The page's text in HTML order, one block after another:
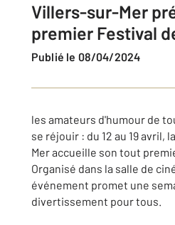
Villers-sur-Mer
premier Festival
Publié le 08/04/2024
les amateurs d'humour de
se réjouir : du 12 au 19 avril,
Mer accueille son tout
Organisé dans la salle de
événement promet une
divertissement pour tous.